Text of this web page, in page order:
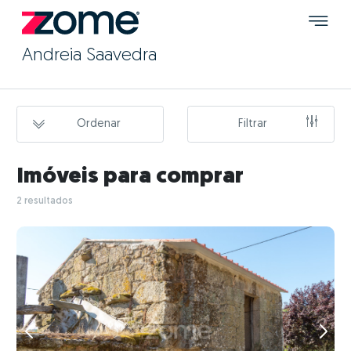
Andreia Saavedra
Ordenar Filtrar
Imóveis para comprar
2 resultados